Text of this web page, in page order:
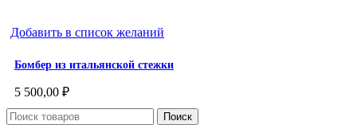
Добавить в список желаний
Бомбер из итальянской стежки
5 500,00 ₽
Поиск